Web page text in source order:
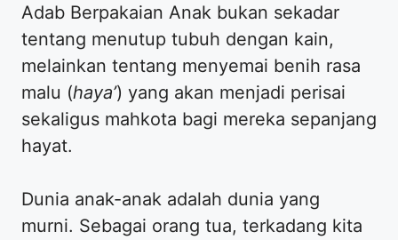
​Adab Berpakaian Anak bukan sekadar
tentang menutup tubuh dengan kain,
melainkan tentang menyemai benih rasa
malu (haya’) yang akan menjadi perisai
sekaligus mahkota bagi mereka sepanjang
hayat.
​Dunia anak-anak adalah dunia yang
murni. Sebagai orang tua, terkadang kita